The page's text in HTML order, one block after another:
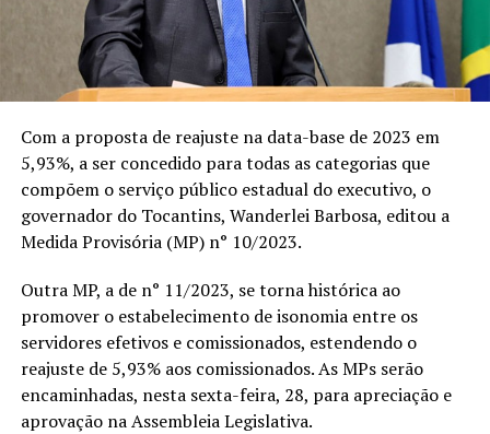
Com a proposta de reajuste na data-base de 2023 em
5,93%, a ser concedido para todas as categorias que
compõem o serviço público estadual do executivo, o
governador do Tocantins, Wanderlei Barbosa, editou a
Medida Provisória (MP) n° 10/2023.
Outra MP, a de n° 11/2023, se torna histórica ao
promover o estabelecimento de isonomia entre os
servidores efetivos e comissionados, estendendo o
reajuste de 5,93% aos comissionados. As MPs serão
encaminhadas, nesta sexta-feira, 28, para apreciação e
aprovação na Assembleia Legislativa.